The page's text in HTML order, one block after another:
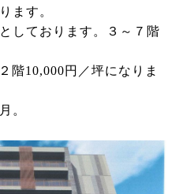
ます。
しております。３～７階
階10,000円／坪になりま
。